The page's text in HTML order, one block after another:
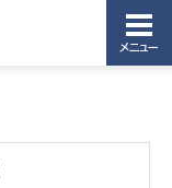
メニュー